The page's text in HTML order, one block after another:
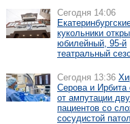
Сегодня 14:06
кукольники
юбилейный, 95-й
театральный
Сегодня 13:36
Серова и Ирбита
от ампутации
пациентов со
сосудистой